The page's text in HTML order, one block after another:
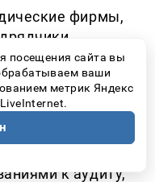
фирмы,
компании и
формате и на
заказчика;
к аудиту,
посещения сайта вы
ваши
метрик Яндекс